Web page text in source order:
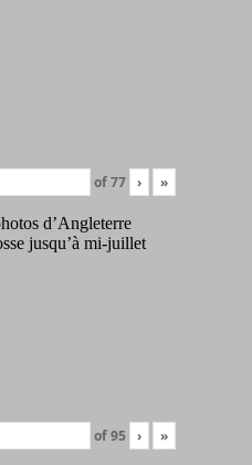
of77 › »
d’Angleterre
jusqu’à mi-juillet
of95 › »